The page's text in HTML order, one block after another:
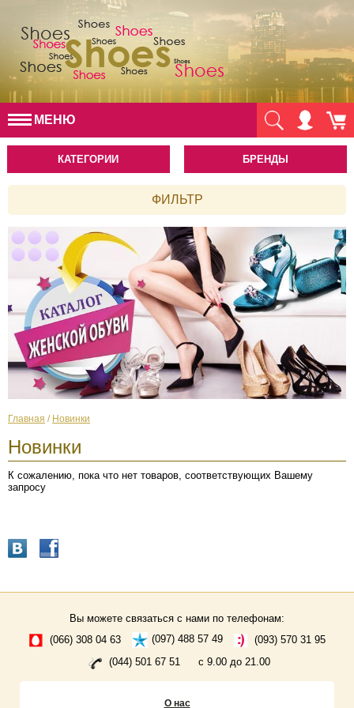
МЕНЮ
КАТЕГОРИИ БРЕНДЫ
ФИЛЬТР
Главная / Новинки
Новинки
К сожалению, пока что нет товаров, соответствующих Вашему
запросу
Вы можете связаться с нами по телефонам:
(066) 308 04 63
(097) 488 57 49
(093) 570 31 95
(044) 501 67 51
с 9.00 до 21.00
О нас